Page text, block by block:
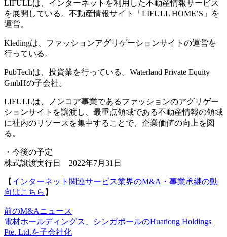
LIFULLは、インターネットを利用した不動産情報サービス
を展開している。不動産情報サイト「LIFULL HOMEʼS」を
運営。
Kledingは、ファッションアグリゲーションサイトの運営を
行っている。
PubTechは、投資業を行っている。Waterland Private Equity
GmbHの子会社。
LIFULLは、ノンコア事業であるファッションのアグリゲー
ションサイトを譲渡し、最重点領域である不動産情報の領域
に社内のリソースを集中することで、企業価値の向上を図
る。
・今後の予定
株式譲渡実行日 2022年7月31日
【 インターネット関連サービス業界のM&A・事業承継の動
向はこちら 】
前のM&Aニュース
電材ホールディングス、シンガポールのHuationg Holdings
Pte. Ltd.を子会社化